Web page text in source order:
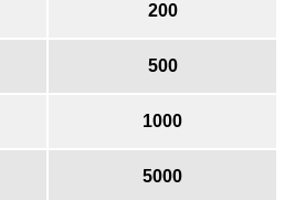
200
500
1000
5000